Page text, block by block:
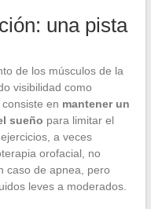
una pista
de los músculos de la
visibilidad como
en mantener un
sueño para limitar el
a veces
orofacial, no
caso de apnea, pero
leves a moderados.